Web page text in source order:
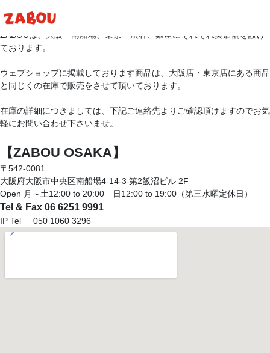
ZABOUは、大阪・南船場、東京・渋谷、銀座にそれぞれ実店舗を設け
ております。
ウェブショップに掲載しております商品は、大阪店・東京店にある商品
と同じくの在庫で販売をさせて頂いております。
在庫の詳細につきましては、下記ご連絡先よりご確認頂けますのでお気
軽にお問い合わせ下さいませ。
【ZABOU OSAKA】
〒542-0081
大阪府大阪市中央区南船場4-14-3 第2飯沼ビル 2F
Open 月～土12:00 to 20:00 日12:00 to 19:00（第三水曜定休日）
Tel & Fax 06 6251 9991
IP Tel 050 1060 3296